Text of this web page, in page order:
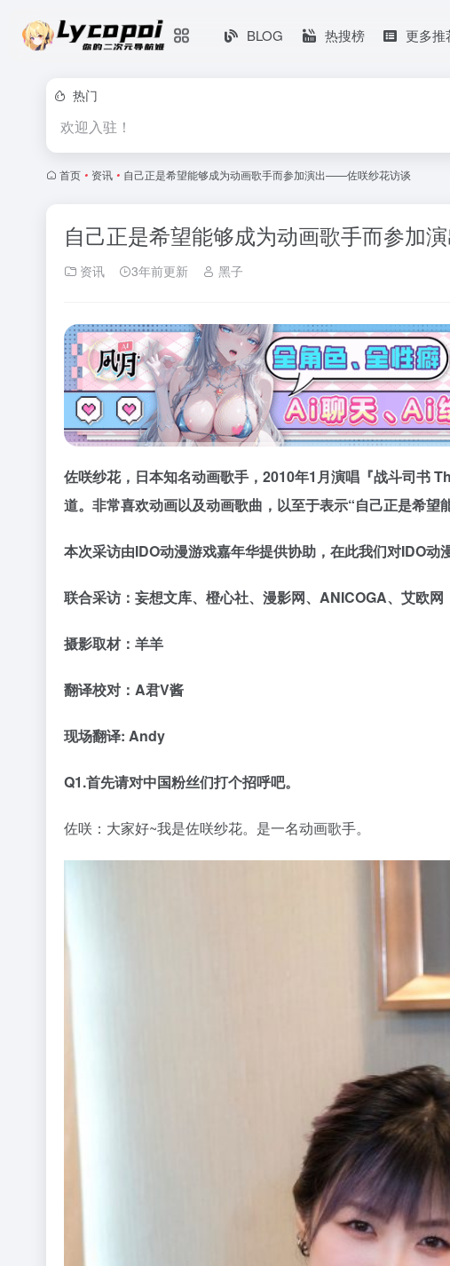
BLOG 热搜榜 更多推
热门
欢迎入驻！
首页 • 资讯 • 自己正是希望能够成为动画歌手而参加演出——佐咲纱花访谈
自己正是希望能够成为动画歌手而参加
资讯 3年前更新 黑子
佐咲纱花，日本知名动画歌手，2010年1月演唱『战斗司书
道。非常喜欢动画以及动画歌曲，以至于表示“自己正是希望
本次采访由IDO动漫游戏嘉年华提供协助，在此我们对IDO动
联合采访：妄想文库、橙心社、漫影网、ANICOGA、艾欧网
摄影取材：羊羊
翻译校对：A君V酱
现场翻译: Andy
Q1.首先请对中国粉丝们打个招呼吧。
佐咲：大家好~我是佐咲纱花。是一名动画歌手。